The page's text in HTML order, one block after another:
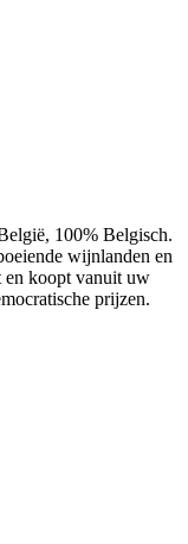
100% Belgisch.
wijnlanden en
en koopt vanuit uw
prijzen.